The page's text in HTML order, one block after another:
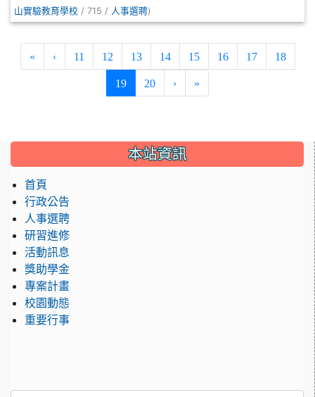
山實驗教育學校 / 715 / 人事選聘)
« ‹ 11 12 13 14 15 16 17 18
19(current)
20 › »
::: 本站資訊
首頁
行政公告
人事選聘
研習進修
活動訊息
獎助學金
專案計畫
校園動態
重要行事